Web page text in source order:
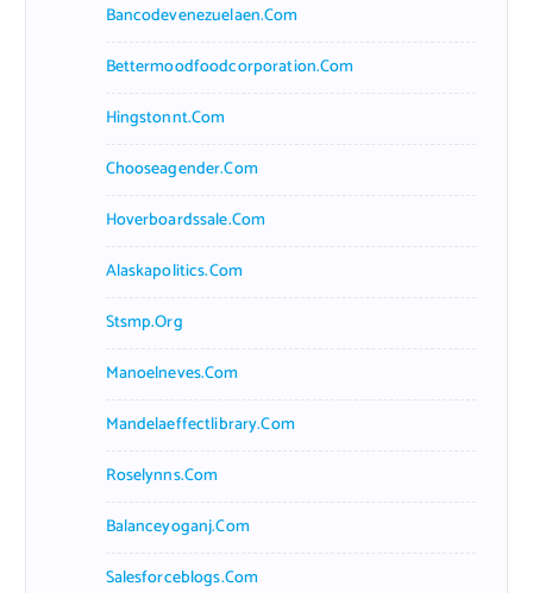
Bancodevenezuelaen.com
Bettermoodfoodcorporation.com
Hingstonnt.com
Chooseagender.com
Hoverboardssale.com
Alaskapolitics.com
Stsmp.org
Manoelneves.com
Mandelaeffectlibrary.com
Roselynns.com
Balanceyoganj.com
Salesforceblogs.com